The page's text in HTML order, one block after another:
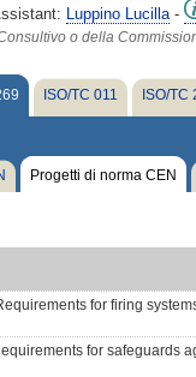
Luppino Lucilla-
o della
ISO/TC 011 ISO/TC
Progetti di norma CEN
for firing
for safeguards